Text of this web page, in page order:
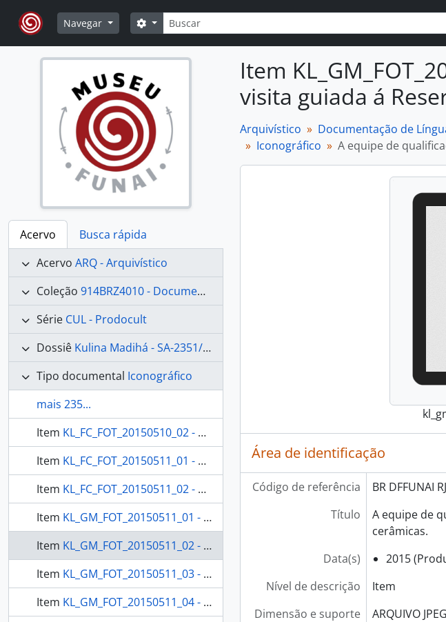
Skip to main content
Navegar
Buscar
Opções de busca
Acervo
Busca rápida
Acervo ARQ - Arquivístico
Coleção 914BRZ4010 - Documentação de Línguas e Culturas Indígenas Brasileiras
Série CUL - Prodocult
Dossiê Kulina Madihá - SA-2351/2014
Tipo documental Iconográfico
mais 235...
Item KL_FC_FOT_20150510_02 - Os Madiha assistem a uma sessão de cinema
Item KL_FC_FOT_20150511_01 - Os Madiha vão conhecer o Museu do Índio
Item KL_FC_FOT_20150511_02 - Os Madiha chegam ao Museu do Índio
Item KL_GM_FOT_20150511_01 - Benjamim filma a visita à Reserva Técnica do Museu do Índio
Item KL_GM_FOT_20150511_02 - A equipe de qualificação faz uma visita guiada á Reserva Técnica das cerâmicas.
Item KL_GM_FOT_20150511_03 - Benjamim assopra buzina Tukano
Item KL_GM_FOT_20150511_04 - Arnaldo filma as cerâmicas de outras etnias com seu celular.
Item
visita guiada á
Arquivístico Documentação de
Iconográfico
A equipe de
Área de identificação
Código de referência
BR DFFUNAI
Título
A equipe de
cerâmicas.
Data(s)
2015
Nível de descrição
Item
Dimensão e suporte
ARQUIVO